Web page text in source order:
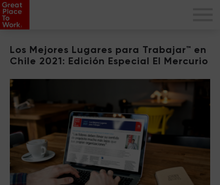
Los Mejores Lugares para Trabajar™️ en
Chile 2021: Edición Especial El Mercurio